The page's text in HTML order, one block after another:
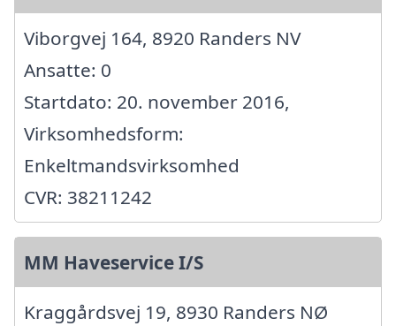
Viborgvej 164, 8920 Randers NV
Ansatte: 0
Startdato: 20. november 2016,
Virksomhedsform:
Enkeltmandsvirksomhed
CVR: 38211242
MM Haveservice I/S
Kraggårdsvej 19, 8930 Randers NØ